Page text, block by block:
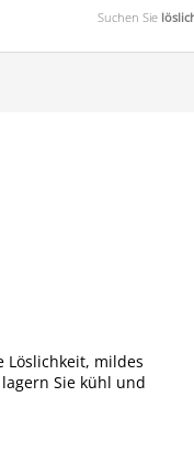
Suchen Sie
Löslichkeit, mildes
Sie kühl und